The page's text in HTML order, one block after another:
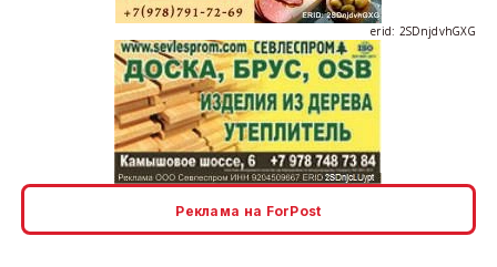
erid: 2SDnjcLUypt
Реклама на ForPost